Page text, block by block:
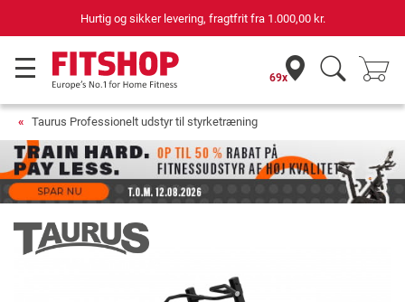
69 butikker med 75 egne servicemontører
69x
Taurus Professionelt udstyr til styrketræning